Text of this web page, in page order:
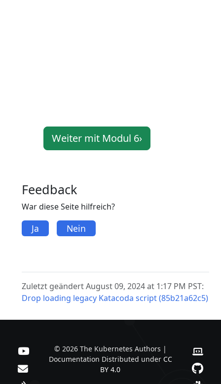
Weiter mit Modul 6›
Feedback
War diese Seite hilfreich?
Ja Nein
Zuletzt geändert August 09, 2024 at 1:17 PM PST:
Drop loading legacy Katacoda script (85b21a62c5)
© 2026 The Kubernetes Authors |
Documentation Distributed under CC
BY 4.0